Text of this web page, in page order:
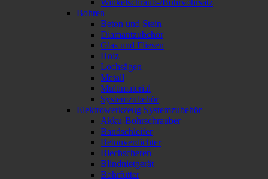
Bohren
Beton und Stein
Diamantzubehör
Glas und Fliesen
Holz
Lochsägen
Metall
Multimaterial
Systemzubehör
Elektrowerkzeug Systemzubehör
Akku-Bohrschrauber
Bandschleifer
Betonverdichter
Blechscheren
Blindnietgerät
Bohrfutter